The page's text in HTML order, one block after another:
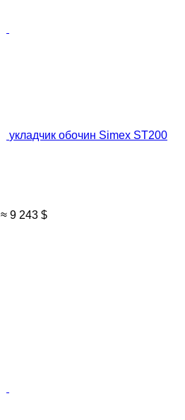
укладчик обочин Simex ST200
≈ 9 243 $